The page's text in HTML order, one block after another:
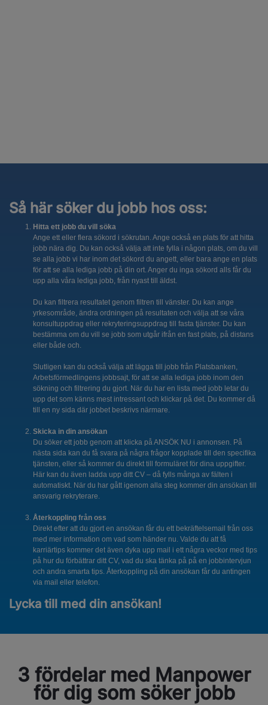
Så här söker du jobb hos oss:
Hitta ett jobb du vill söka
Ange ett eller flera sökord i sökrutan. Ange också en plats för att hitta
jobb nära dig. Du kan också välja att inte fylla i någon plats, om du vill
se alla jobb vi har inom det sökord du angett, eller bara ange en plats
för att se alla lediga jobb på din ort. Anger du inga sökord alls får du
upp alla våra lediga jobb, från nyast till äldst.
Du kan filtrera resultatet genom filtren till vänster. Du kan ange
yrkesområde, ändra ordningen på resultaten och välja att se våra
konsultuppdrag eller rekryteringsuppdrag till fasta tjänster. Du kan
bestämma om du vill se jobb som utgår ifrån en fast plats, på distans
eller både och.
Slutligen kan du också välja att lägga till jobb från Platsbanken,
Arbetsförmedlingens jobbsajt, för att se alla lediga jobb inom den
sökning och filtrering du gjort. När du har en lista med jobb letar du
upp det som känns mest intressant och klickar på det. Du kommer då
till en ny sida där jobbet beskrivs närmare.
Skicka in din ansökan
Du söker ett jobb genom att klicka på ANSÖK NU i annonsen. På
nästa sida kan du få svara på några frågor kopplade till den specifika
tjänsten, eller så kommer du direkt till formuläret för dina uppgifter.
Här kan du även ladda upp ditt CV – då fylls många av fälten i
automatiskt. När du har gått igenom alla steg kommer din ansökan till
ansvarig rekryterare.
Återkoppling från oss
Direkt efter att du gjort en ansökan får du ett bekräftelsemail från oss
med mer information om vad som händer nu. Valde du att få
karriärtips kommer det även dyka upp mail i ett några veckor med tips
på hur du förbättrar ditt CV, vad du ska tänka på på en jobbintervjun
och andra smarta tips. Återkoppling på din ansökan får du antingen
via mail eller telefon.
Lycka till med din ansökan!
3 fördelar med Manpower
för dig som söker jobb